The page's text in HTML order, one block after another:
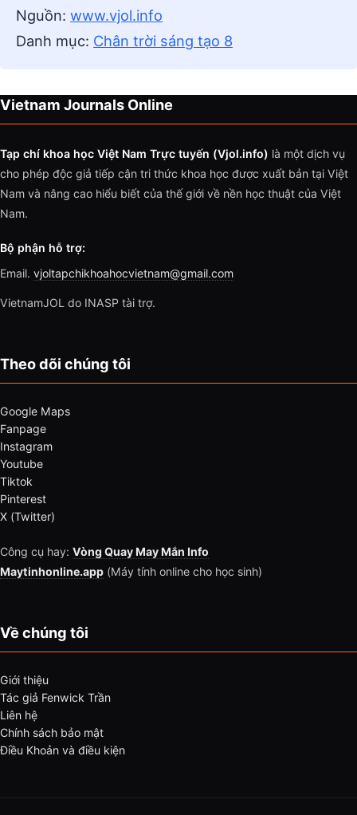
Nguồn: www.vjol.info
Danh mục: Chân trời sáng tạo 8
Vietnam Journals Online
Tạp chí khoa học Việt Nam Trực tuyến (Vjol.info) là một dịch vụ
cho phép độc giả tiếp cận tri thức khoa học được xuất bản tại Việt
Nam và nâng cao hiểu biết của thế giới về nền học thuật của Việt
Nam.
Bộ phận hỗ trợ:
Email. vjoltapchikhoahocvietnam@gmail.com
VietnamJOL do INASP tài trợ.
Theo dõi chúng tôi
Google Maps
Fanpage
Instagram
Youtube
Tiktok
Pinterest
X (Twitter)
Công cụ hay: Vòng Quay May Mắn Info
Maytinhonline.app (Máy tính online cho học sinh)
Về chúng tôi
Giới thiệu
Tác giả Fenwick Trần
Liên hệ
Chính sách bảo mật
Điều Khoản và điều kiện